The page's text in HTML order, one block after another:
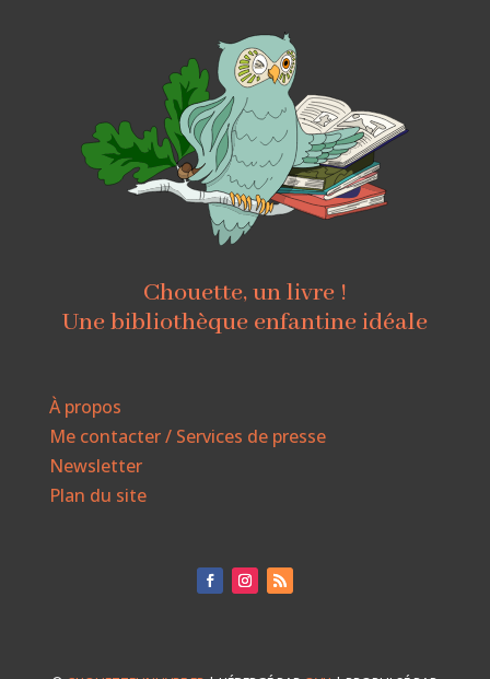
Chouette, un livre !
Une bibliothèque enfantine idéale
À propos
Me contacter / Services de presse
Newsletter
Plan du site